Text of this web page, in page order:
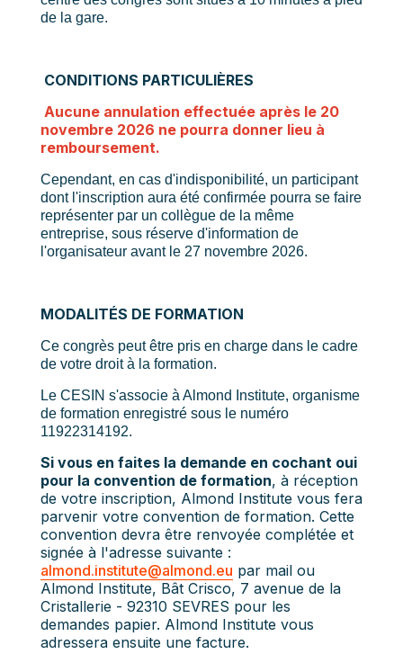
de la gare.
CONDITIONS PARTICULIÈRES
Aucune annulation effectuée après le 20
novembre 2026 ne pourra donner lieu à
remboursement.
Cependant, en cas d'indisponibilité, un participant
dont l'inscription aura été confirmée pourra se faire
représenter par un collègue de la même
entreprise, sous réserve d'information de
l'organisateur avant le 27 novembre 2026.
MODALITÉS DE FORMATION
Ce congrès peut être pris en charge dans le cadre
de votre droit à la formation.
Le CESIN s'associe à Almond Institute, organisme
de formation enregistré sous le numéro
11922314192.
Si vous en faites la demande en cochant oui
pour la convention de formation, à réception
de votre inscription, Almond Institute vous fera
parvenir votre convention de formation. Cette
convention devra être renvoyée complétée et
signée à l'adresse suivante :
almond.institute@almond.eu par mail ou
Almond Institute, Bât Crisco, 7 avenue de la
Cristallerie - 92310 SEVRES pour les
demandes papier. Almond Institute vous
adressera ensuite une facture.